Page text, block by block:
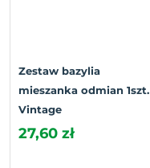
Zestaw bazylia
mieszanka odmian 1szt.
Vintage
27,60 zł